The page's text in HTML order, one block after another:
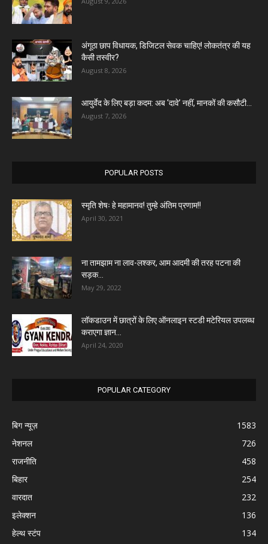
अंगूठा छाप विधायक, डिजिटल सेवक चाहिए! लोकतंत्र की यह
कैसी तस्वीर?
August 8, 2026
आयुर्वेद के लिए बड़ा कदम: अब ‘दावे’ नहीं, मानकों की कसौटी...
August 7, 2026
POPULAR POSTS
स्मृति शेषः हे महामानव! तुम्हे अंतिम प्रणाम!!
April 30, 2021
ना तामझाम ना लाव-लश्कर, आम आदमी की तरह पटना की
सड़क...
May 29, 2022
लॉकडाउन में छात्रों के लिए ऑनलाइन स्टडी मटेरियल उपलब्ध
कराएगा ज्ञान...
April 24, 2020
POPULAR CATEGORY
बिग न्यूज़
1583
नेशनल
726
राजनीति
458
बिहार
254
वारदात
232
इलेक्शन
136
हेल्थ स्टंप
134